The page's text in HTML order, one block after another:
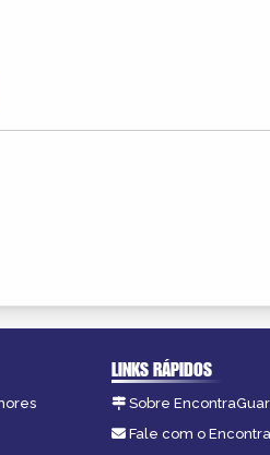
LINKS RÁPIDOS
Sobre
Fale com o